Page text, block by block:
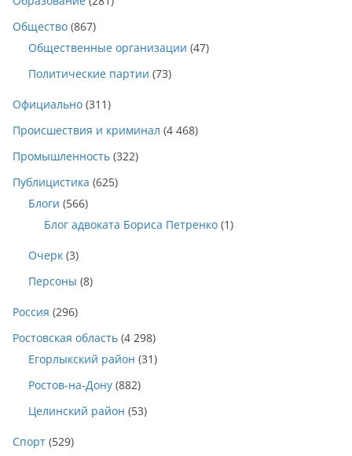
Общество (867)
Общественные организации (47)
Политические партии (73)
Официально (311)
Происшествия и криминал (4 468)
Промышленность (322)
Публицистика (625)
Блоги (566)
Блог адвоката Бориса Петренко (1)
Очерк (3)
Персоны (8)
Россия (296)
Ростовская область (4 298)
Егорлыкский район (31)
Ростов-на-Дону (882)
Целинский район (53)
Спорт (529)